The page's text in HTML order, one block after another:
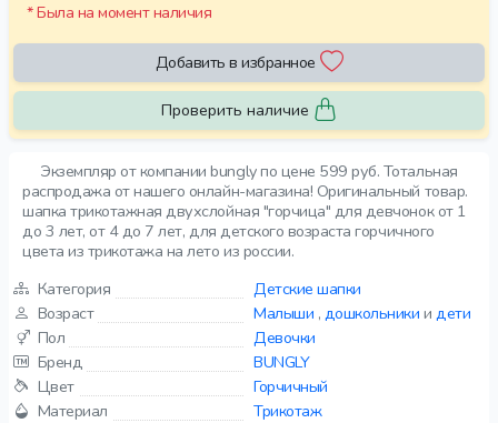
Экземпляр от компании bungly по цене 599 руб. Тотальная
распродажа от нашего онлайн-магазина! Оригинальный товар.
шапка трикотажная двухслойная "горчица" для девчонок от 1
до 3 лет, от 4 до 7 лет, для детского возраста горчичного
цвета из трикотажа на лето из россии.
Категория
Детские шапки
Возраст
Малыши , дошкольники и дети
Пол
Девочки
Бренд
BUNGLY
Цвет
Горчичный
Материал
Трикотаж
* Была на момент наличия
Добавить в избранное
Проверить наличие